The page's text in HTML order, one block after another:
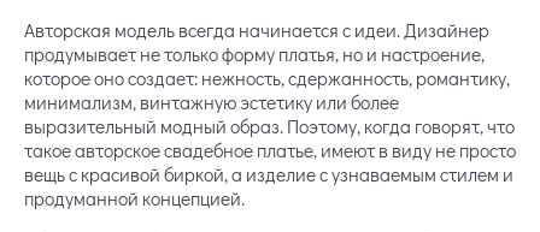
Авторская модель всегда начинается с идеи. Дизайнер
продумывает не только форму платья, но и настроение,
которое оно создает: нежность, сдержанность, романтику,
минимализм, винтажную эстетику или более
выразительный модный образ. Поэтому, когда говорят, что
такое авторское свадебное платье, имеют в виду не просто
вещь с красивой биркой, а изделие с узнаваемым стилем и
продуманной концепцией.